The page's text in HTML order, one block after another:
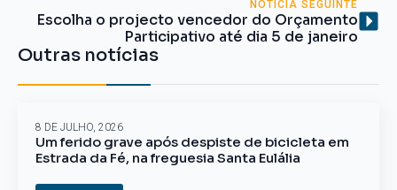
NOTÍCIA SEGUINTE
Escolha o projecto vencedor do Orçamento
Participativo até dia 5 de janeiro
Outras notícias
Um ferido grave após despiste de bicicleta em
Estrada da Fé, na freguesia Santa Eulália
8 DE JULHO, 2026